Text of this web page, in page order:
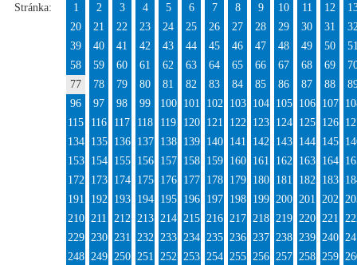
Stránka: 1 2 3 4 5 6 7 8 9 10 11 12
20
21 22 23 24 25 26 27 28 29 30 31
39
40 41 42 43 44 45 46 47 48 49 50
58
59 60 61 62 63 64 65 66 67 68 69
77
78 79 80 81 82 83 84 85 86 87 88
96
97 98 99 100 101 102 103 104 105 106 107
115
116 117 118 119 120 121 122 123 124 125 126
134
135 136 137 138 139 140 141 142 143 144 145
153
154 155 156 157 158 159 160 161 162 163 164
172
173 174 175 176 177 178 179 180 181 182 183
191
192 193 194 195 196 197 198 199 200 201 202
210 211 212 213 214 215 216 217 218 219 220 221
229 230 231 232 233 234 235 236 237 238 239 240
248 249 250 251 252 253 254 255 256 257 258 259